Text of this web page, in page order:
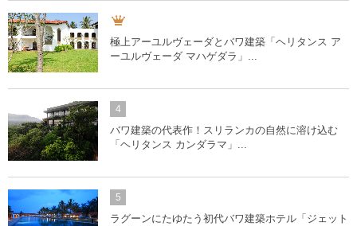
極上アーユルヴェーダとバワ建築「ヘリタンス ア
ーユルヴェーダ マハゲダラ」...
4
バワ建築の代表作！スリランカの自然に溶け込む
「ヘリタンス カンダラマ」...
5
ラグーンにたゆたう初代バワ建築ホテル「ジェット